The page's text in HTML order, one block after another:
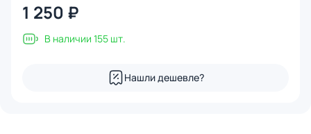
1 250 ₽
В наличии 155 шт.
Нашли дешевле?